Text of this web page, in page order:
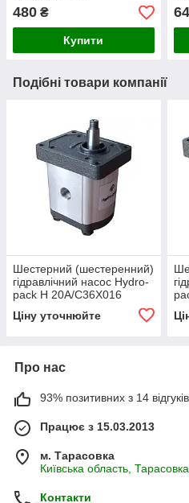
480 ₴
Купити
Подібні товари компанії
Шестерний (шестеренний)
гідравлічний насос Hydro-
pack H 20A/C36X016
Ціну уточнюйте
Про нас
93% позитивних з 14
Працює з 15.03.2013
м. Тарасовка
Київська область,
Контакти